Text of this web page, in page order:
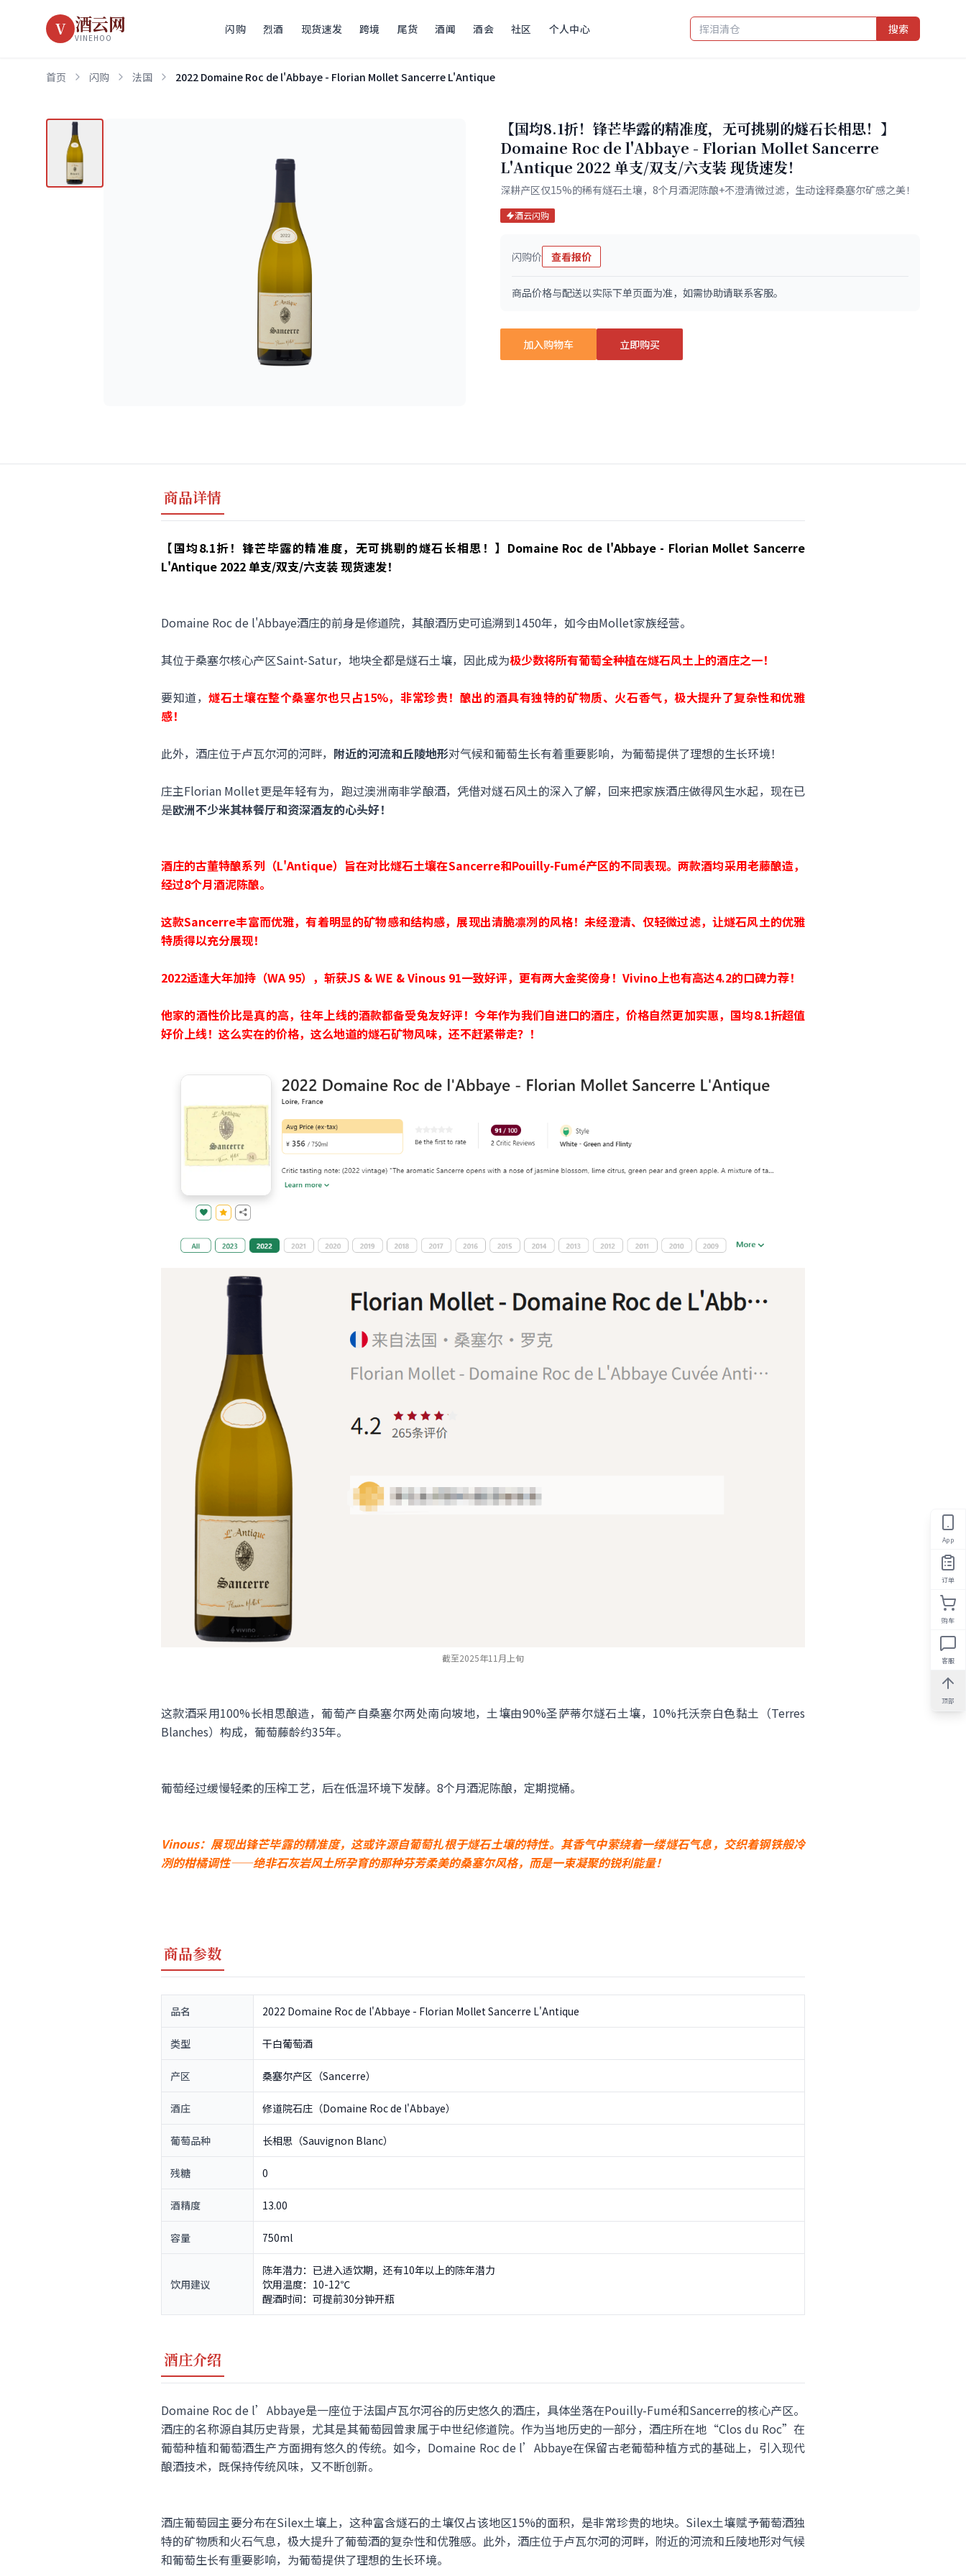
V 酒云网
VINEHOO
闪购 烈酒 现货速发 跨境 尾货 酒闻 酒会 社区 个人中心 搜索
首页 闪购 法国 2022 Domaine Roc de l'Abbaye - Florian Mollet Sancerre L'Antique
【国均8.1折！锋芒毕露的精准度，无可挑剔的燧石长相思！】
Domaine Roc de l'Abbaye - Florian Mollet Sancerre
L'Antique 2022 单支/双支/六支装 现货速发！
深耕产区仅15%的稀有燧石土壤，8个月酒泥陈酿+不澄清微过滤，生动诠释桑塞尔矿感之美！
酒云闪购
闪购价 查看报价
商品价格与配送以实际下单页面为准，如需协助请联系客服。
加入购物车 立即购买
商品详情
【国均8.1折！锋芒毕露的精准度，无可挑剔的燧石长相思！】Domaine Roc de l'Abbaye - Florian Mollet Sancerre
L'Antique 2022 单支/双支/六支装 现货速发！
Domaine Roc de l'Abbaye酒庄的前身是修道院，其酿酒历史可追溯到1450年，如今由Mollet家族经营。
其位于桑塞尔核心产区Saint-Satur，地块全都是燧石土壤，因此成为极少数将所有葡萄全种植在燧石风土上的酒庄之一！
要知道，燧石土壤在整个桑塞尔也只占15%，非常珍贵！酿出的酒具有独特的矿物质、火石香气，极大提升了复杂性和优雅
感！
此外，酒庄位于卢瓦尔河的河畔， 附近的河流和丘陵地形对气候和葡萄生长有着重要影响，为葡萄提供了理想的生长环境！
庄主Florian Mollet更是年轻有为，跑过澳洲南非学酿酒，凭借对燧石风土的深入了解，回来把家族酒庄做得风生水起，现在已
是欧洲不少米其林餐厅和资深酒友的心头好！
酒庄的古董特酿系列（L'Antique）旨在对比燧石土壤在Sancerre和Pouilly-Fumé产区的不同表现。两款酒均采用老藤酿造，
经过8个月酒泥陈酿。
这款Sancerre丰富而优雅，有着明显的矿物感和结构感，展现出清脆凛冽的风格！未经澄清、仅轻微过滤，让燧石风土的优雅
特质得以充分展现！
2022适逢大年加持（WA 95），斩获JS & WE & Vinous 91一致好评，更有两大金奖傍身！Vivino上也有高达4.2的口碑力荐！
他家的酒性价比是真的高，往年上线的酒款都备受兔友好评！今年作为我们自进口的酒庄，价格自然更加实惠， 国均8.1折超值
好价上线！这么实在的价格，这么地道的燧石矿物风味，还不赶紧带走？！
截至2025年11月上旬
这款酒采用100%长相思酿造，葡萄产自桑塞尔两处南向坡地，土壤由90%圣萨蒂尔燧石土壤，10%托沃奈白色黏土（Terres
Blanches）构成，葡萄藤龄约35年。
葡萄经过缓慢轻柔的压榨工艺，后在低温环境下发酵。8个月酒泥陈酿，定期搅桶。
Vinous：展现出锋芒毕露的精准度，这或许源自葡萄扎根于燧石土壤的特性。其香气中萦绕着一缕燧石气息，交织着钢铁般冷
冽的柑橘调性——绝非石灰岩风土所孕育的那种芬芳柔美的桑塞尔风格，而是一束凝聚的锐利能量！
商品参数
品名 2022 Domaine Roc de l'Abbaye - Florian Mollet Sancerre L'Antique
类型 干白葡萄酒
产区 桑塞尔产区（Sancerre）
酒庄 修道院石庄（Domaine Roc de l'Abbaye）
葡萄品种 长相思（Sauvignon Blanc）
残糖 0
酒精度 13.00
容量 750ml
饮用建议
陈年潜力：已进入适饮期，还有10年以上的陈年潜力
饮用温度：10-12℃
醒酒时间：可提前30分钟开瓶
酒庄介绍
Domaine Roc de l’Abbaye是一座位于法国卢瓦尔河谷的历史悠久的酒庄，具体坐落在Pouilly-Fumé和Sancerre的核心产区。
酒庄的名称源自其历史背景，尤其是其葡萄园曾隶属于中世纪修道院。作为当地历史的一部分，酒庄所在地“Clos du Roc”在
葡萄种植和葡萄酒生产方面拥有悠久的传统。如今，Domaine Roc de l’Abbaye在保留古老葡萄种植方式的基础上，引入现代
酿酒技术，既保持传统风味，又不断创新。
酒庄葡萄园主要分布在Silex土壤上，这种富含燧石的土壤仅占该地区15%的面积，是非常珍贵的地块。Silex土壤赋予葡萄酒独
特的矿物质和火石气息，极大提升了葡萄酒的复杂性和优雅感。此外，酒庄位于卢瓦尔河的河畔，附近的河流和丘陵地形对气候
和葡萄生长有重要影响，为葡萄提供了理想的生长环境。
App
订单
购车
客服
顶部